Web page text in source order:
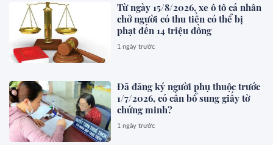
Từ ngày 15/8/2026, xe ô tô cá nhân
chở người có thu tiền có thể bị
phạt đến 14 triệu đồng
1 ngày trước
Đã đăng ký người phụ thuộc trước
1/7/2026, có cần bổ sung giấy tờ
chứng minh?
1 ngày trước